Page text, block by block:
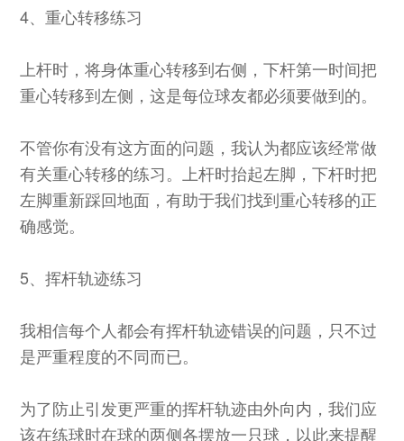
4、重心转移练习
上杆时，将身体重心转移到右侧，下杆第一时间把
重心转移到左侧，这是每位球友都必须要做到的。
不管你有没有这方面的问题，我认为都应该经常做
有关重心转移的练习。上杆时抬起左脚，下杆时把
左脚重新踩回地面，有助于我们找到重心转移的正
确感觉。
5、挥杆轨迹练习
我相信每个人都会有挥杆轨迹错误的问题，只不过
是严重程度的不同而已。
为了防止引发更严重的挥杆轨迹由外向内，我们应
该在练球时在球的两侧各摆放一只球，以此来提醒